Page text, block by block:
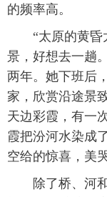
的频率高。
“太原的黄昏
景，好想去一趟
两年。她下班后
家，欣赏沿途景
天边彩霞，有一
霞把汾河水染成
空给的惊喜，美
除了桥、河和